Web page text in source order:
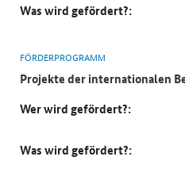
Was wird gefördert?:
FÖRDERPROGRAMM
Projekte der internationalen
Wer wird gefördert?:
Was wird gefördert?: